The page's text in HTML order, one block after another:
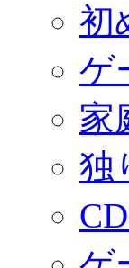
初
ゲ
家
独